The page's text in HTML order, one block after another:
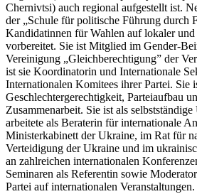
Chernivtsi) auch regional aufgestellt ist.
der „Schule für politische Führung durch
Kandidatinnen für Wahlen auf lokaler und
vorbereitet. Sie ist Mitglied im Gender-
Vereinigung „Gleichberechtigung” der
ist sie Koordinatorin und Internationale
Internationalen Komitees ihrer Partei. Sie
Geschlechtergerechtigkeit, Parteiaufbau
Zusammenarbeit. Sie ist als
arbeitete als Beraterin für internationale
Ministerkabinett der Ukraine, im Rat für
Verteidigung der Ukraine und im
an zahlreichen internationalen
Seminaren als Referentin sowie
Partei auf internationalen Veranstaltungen.